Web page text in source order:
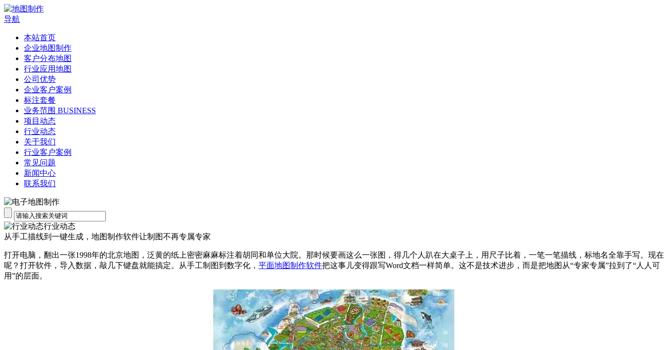
导航
本站首页
企业地图制作
客户分布地图
行业应用地图
公司优势
企业客户案例
标注套餐
业务范围 BUSINESS
项目动态
行业动态
关于我们
行业客户案例
常见问题
新闻中心
联系我们
行业动态
从手工描线到一键生成，地图制作软件让制图不再专属专家
打开电脑，翻出一张1998年的北京地图，泛黄的纸上密密麻麻标注着胡同和单位大院。那时候要画这么一张图，得几个人趴在大桌子上，用尺子比着，一笔一笔描线，标地名全靠手写。现在
呢？打开软件，导入数据，敲几下键盘就能搞定。从手工制图到数字化， 平面地图制作软件把这事儿变得跟写Word文档一样简单。这不是技术进步，而是把地图从“专家专属”拉到了“人人可
用”的层面。